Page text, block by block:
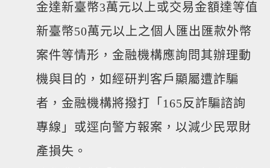
金達新臺幣3萬元以上或交易金額達等值
新臺幣50萬元以上之個人匯出匯款外幣
案件等情形，金融機構應詢問其辦理動
機與目的，如經研判客戶顯屬遭詐騙
者，金融機構將撥打「165反詐騙諮詢
專線」或逕向警方報案，以減少民眾財
產損失。